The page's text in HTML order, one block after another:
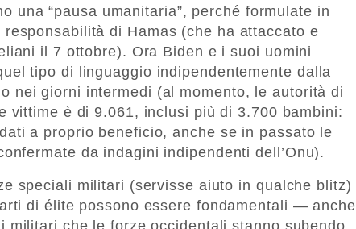
una “pausa umanitaria”, perché formulate in
di Hamas (che ha attaccato e
il 7 ottobre). Ora Biden e i suoi uomini
tipo di linguaggio indipendentemente dalla
nei giorni intermedi (al momento, le autorità di
vittime è di 9.061, inclusi più di 3.700 bambini:
a proprio beneficio, anche se in passato le
da indagini indipendenti dell’Onu).
speciali militari (servisse aiuto in qualche blitz)
di élite possono essere fondamentali — anche
militari che le forze occidentali stanno subendo